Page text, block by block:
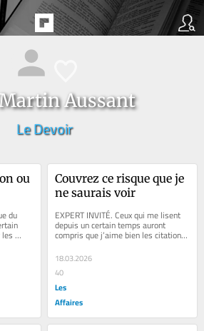
Aussant
Le Devoir
ou
du
de
Couvrez ce risque que je
ne saurais voir
EXPERT INVITÉ. Ceux qui me lisent
depuis un certain temps auront
compris que j’aime bien les citations.
Le titre de cette chronique adapte
une...
18.03.2026
40
Les
Affaires